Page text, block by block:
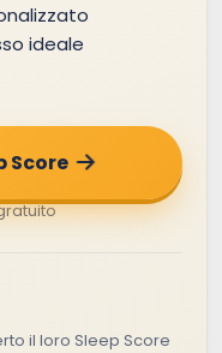
ideale
Score
il loro Sleep Score